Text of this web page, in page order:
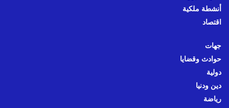
أنشطة ملكية
اقتصاد
جهات
حوادث وقضايا
دولية
دين ودنيا
رياضة